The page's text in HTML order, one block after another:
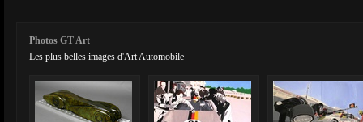
Photos GT Art
Les plus belles images d'Art Automobile